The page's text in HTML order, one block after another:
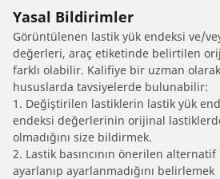
Yasal Bildirimler
Görüntülenen lastik yük endeksi ve/
değerleri, araç etiketinde belirtilen
farklı olabilir. Kalifiye bir uzman
hususlarda tavsiyelerde bulunabilir:
1. Değiştirilen lastiklerin lastik yük
endeksi değerlerinin orijinal
olmadığını size bildirmek.
2. Lastik basıncının önerilen
ayarlanıp ayarlanmadığını belirlemek